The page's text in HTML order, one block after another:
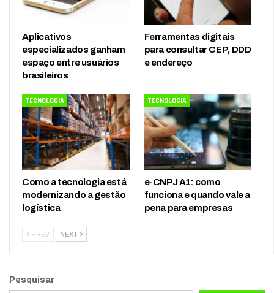
Aplicativos
especializados ganham
espaço entre usuários
brasileiros
Ferramentas digitais
para consultar CEP, DDD
e endereço
TECNOLOGIA
Como a tecnologia está
modernizando a gestão
logística
TECNOLOGIA
e-CNPJ A1: como
funciona e quando vale a
pena para empresas
PREV NEXT
Pesquisar